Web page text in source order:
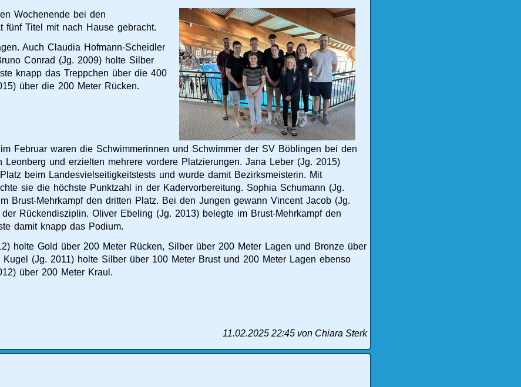
Wochenende bei den
fünf Titel mit nach Hause gebracht.
Auch Claudia Hofmann-Scheidler
Conrad (Jg. 2009) holte Silber
knapp das Treppchen über die 400
über die 200 Meter Rücken.
Februar waren die Schwimmerinnen und Schwimmer der SV Böblingen bei den
Leonberg und erzielten mehrere vordere Platzierungen. Jana Leber (Jg. 2015)
beim Landesvielseitigkeitstests und wurde damit Bezirksmeisterin. Mit
sie die höchste Punktzahl in der Kadervorbereitung. Sophia Schumann (Jg.
Brust-Mehrkampf den dritten Platz. Bei den Jungen gewann Vincent Jacob (Jg.
Rückendisziplin. Oliver Ebeling (Jg. 2013) belegte im Brust-Mehrkampf den
damit knapp das Podium.
holte Gold über 200 Meter Rücken, Silber über 200 Meter Lagen und Bronze über
(Jg. 2011) holte Silber über 100 Meter Brust und 200 Meter Lagen ebenso
über 200 Meter Kraul.
11.02.2025 22:45 von Chiara Sterk